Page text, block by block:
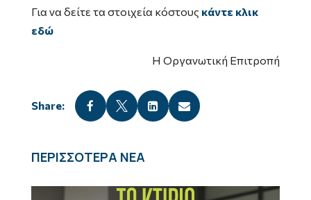
Για να δείτε τα στοιχεία κόστους κάντε κλικ
εδώ
Η Οργανωτική Επιτροπή
   
ΠΕΡΙΣΣΟΤΕΡΑ ΝΕΑ